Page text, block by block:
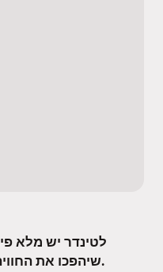
לטינדר יש מלא
שיהפכו את החוויה שלכם בטינדר לטובה פי אלף.